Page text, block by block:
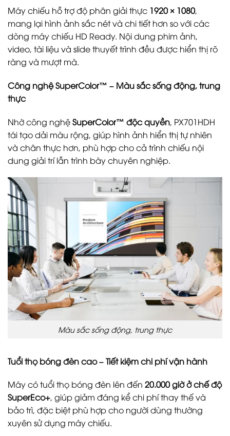
Máy chiếu hỗ trợ độ phân giải thực 1920 × 1080,
mang lại hình ảnh sắc nét và chi tiết hơn so với các
dòng máy chiếu HD Ready. Nội dung phim ảnh,
video, tài liệu và slide thuyết trình đều được hiển thị rõ
ràng và mượt mà.
Công nghệ SuperColor™ – Màu sắc sống động, trung
thực
Nhờ công nghệSuperColor™ độc quyền, PX701HDH
tái tạo dải màu rộng, giúp hình ảnh hiển thị tự nhiên
và chân thực hơn, phù hợp cho cả trình chiếu nội
dung giải trí lẫn trình bày chuyên nghiệp.
Màu sắc sống động, trung thực
Tuổi thọ bóng đèn cao – Tiết kiệm chi phí vận hành
Máy có tuổi thọ bóng đèn lên đến 20.000 giờ ở chế độ
SuperEco+, giúp giảm đáng kể chi phí thay thế và
bảo trì, đặc biệt phù hợp cho người dùng thường
xuyên sử dụng máy chiếu.